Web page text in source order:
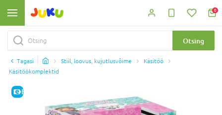
0
Otsing
Tagasi Stiil, loovus, kujutlusvõime
Käsitöö
Käsitöökomplektid
E-HIND